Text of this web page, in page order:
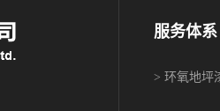
服务体系
> 环氧地坪